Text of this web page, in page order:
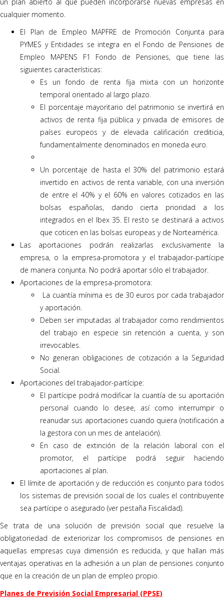
cualquier momento.
El Plan de Empleo MAPFRE de Promoción Conjunta para
PYMES y Entidades se integra en el Fondo de Pensiones de
Empleo MAPENS F1 Fondo de Pensiones, que tiene las
siguientes características:
Es un fondo de renta fija mixta con un horizonte
temporal orientado al largo plazo.
El porcentaje mayoritario del patrimonio se invertirá en
activos de renta fija pública y privada de emisores de
países europeos y de elevada calificación crediticia,
fundamentalmente denominados en moneda euro.
Un porcentaje de hasta el 30% del patrimonio estará
invertido en activos de renta variable, con una inversión
de entre el 40% y el 60% en valores cotizados en las
bolsas españolas, dando cierta prioridad a los
integrados en el Ibex 35. El resto se destinará a activos
que coticen en las bolsas europeas y de Norteamérica.
Las aportaciones podrán realizarlas exclusivamente la
empresa, o la empresa-promotora y el trabajador-partícipe
de manera conjunta. No podrá aportar sólo el trabajador.
Aportaciones de la empresa-promotora:
La cuantía mínima es de 30 euros por cada trabajador
y aportación.
Deben ser imputadas al trabajador como rendimientos
del trabajo en especie sin retención a cuenta, y son
irrevocables.
No generan obligaciones de cotización a la Seguridad
Social.
Aportaciones del trabajador-partícipe:
El partícipe podrá modificar la cuantía de su aportación
personal cuando lo desee, así como interrumpir o
reanudar sus aportaciones cuando quiera (notificación a
la gestora con un mes de antelación).
En caso de extinción de la relación laboral con el
promotor, el partícipe podrá seguir haciendo
aportaciones al plan.
El límite de aportación y de reducción es conjunto para todos
los sistemas de previsión social de los cuales el contribuyente
sea partícipe o asegurado (ver pestaña Fiscalidad).
Se trata de una solución de previsión social que resuelve la
obligatoriedad de exteriorizar los compromisos de pensiones en
aquellas empresas cuya dimensión es reducida, y que hallan más
ventajas operativas en la adhesión a un plan de pensiones conjunto
que en la creación de un plan de empleo propio.
Planes de Previsión Social Empresarial (PPSE)